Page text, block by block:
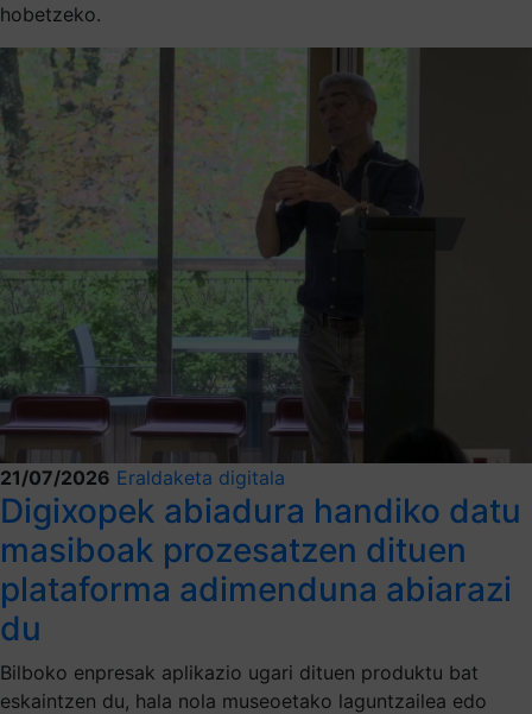
hobetzeko.
21/07/2026 Eraldaketa digitala
Digixopek abiadura handiko datu
masiboak prozesatzen dituen
plataforma adimenduna abiarazi
du
Bilboko enpresak aplikazio ugari dituen produktu bat
eskaintzen du, hala nola museoetako laguntzailea edo